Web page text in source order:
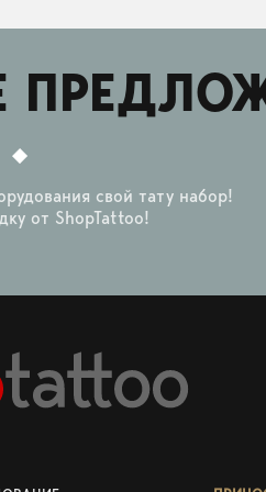
свой тату набор!
от ShopTattoo!